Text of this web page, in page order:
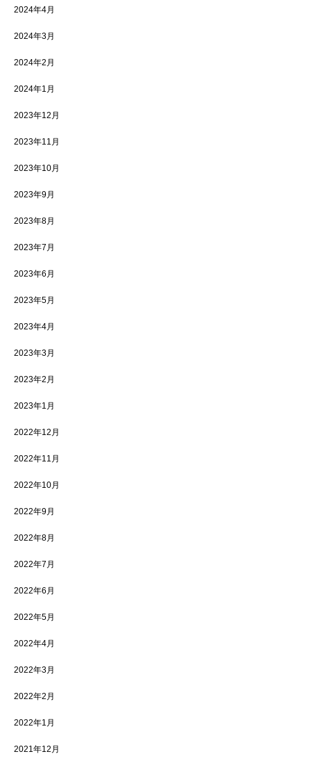
2024年4月
2024年3月
2024年2月
2024年1月
2023年12月
2023年11月
2023年10月
2023年9月
2023年8月
2023年7月
2023年6月
2023年5月
2023年4月
2023年3月
2023年2月
2023年1月
2022年12月
2022年11月
2022年10月
2022年9月
2022年8月
2022年7月
2022年6月
2022年5月
2022年4月
2022年3月
2022年2月
2022年1月
2021年12月